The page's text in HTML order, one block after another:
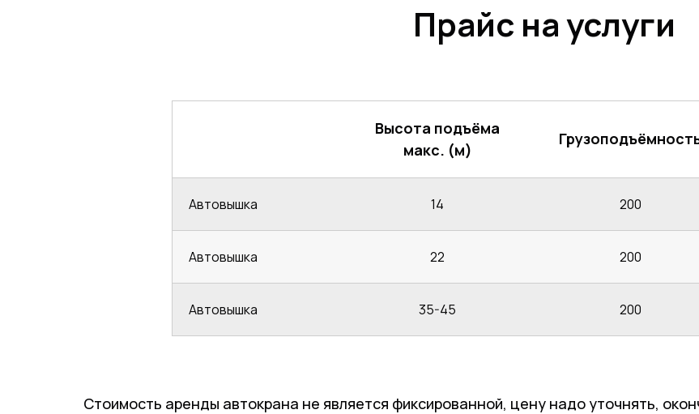
Прайс на услуги
Высота подъёма
макс. (м)
Автовышка 14 200
Автовышка 22 200
Автовышка 35-45 200
Стоимость аренды автокрана не является фиксированной, цену надо уточнять,